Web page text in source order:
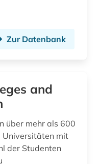
Zur Datenbank
and
über mehr als 600
Universitäten mit
der Studenten